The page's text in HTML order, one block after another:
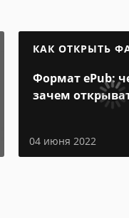
КАК ОТКРЫТЬ
Формат ePub:
зачем
04 июня 2022